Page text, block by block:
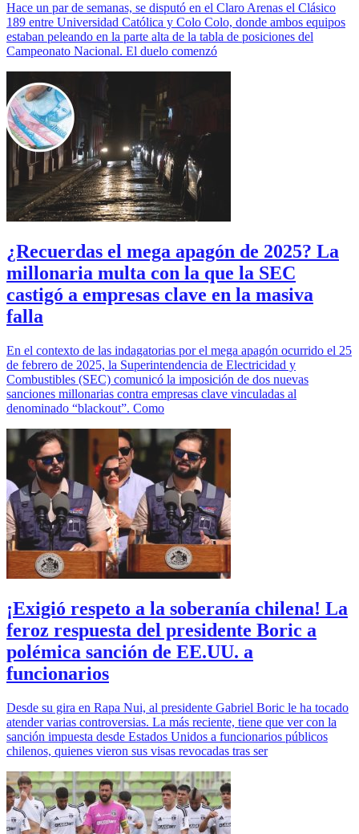
Hace un par de semanas, se disputó en el Claro Arenas el Clásico
189 entre Universidad Católica y Colo Colo, donde ambos equipos
estaban peleando en la parte alta de la tabla de posiciones del
Campeonato Nacional. El duelo comenzó
¿Recuerdas el mega apagón de 2025? La
millonaria multa con la que la SEC
castigó a empresas clave en la masiva
falla
En el contexto de las indagatorias por el mega apagón ocurrido el 25
de febrero de 2025, la Superintendencia de Electricidad y
Combustibles (SEC) comunicó la imposición de dos nuevas
sanciones millonarias contra empresas clave vinculadas al
denominado “blackout”. Como
¡Exigió respeto a la soberanía chilena! La
feroz respuesta del presidente Boric a
polémica sanción de EE.UU. a
funcionarios
Desde su gira en Rapa Nui, al presidente Gabriel Boric le ha tocado
atender varias controversias. La más reciente, tiene que ver con la
sanción impuesta desde Estados Unidos a funcionarios públicos
chilenos, quienes vieron sus visas revocadas tras ser